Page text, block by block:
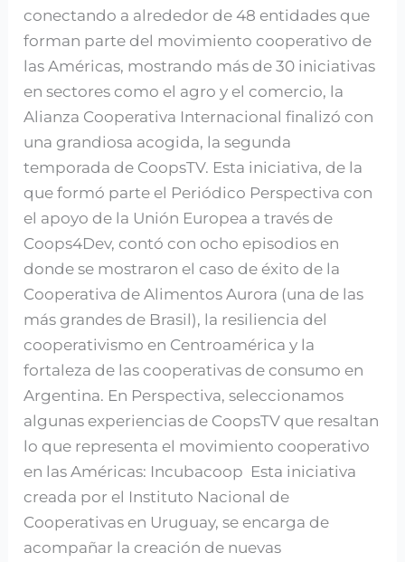
conectando a alrededor de 48 entidades que
forman parte del movimiento cooperativo de
las Américas, mostrando más de 30 iniciativas
en sectores como el agro y el comercio, la
Alianza Cooperativa Internacional finalizó con
una grandiosa acogida, la segunda
temporada de CoopsTV. Esta iniciativa, de la
que formó parte el Periódico Perspectiva con
el apoyo de la Unión Europea a través de
Coops4Dev, contó con ocho episodios en
donde se mostraron el caso de éxito de la
Cooperativa de Alimentos Aurora (una de las
más grandes de Brasil), la resiliencia del
cooperativismo en Centroamérica y la
fortaleza de las cooperativas de consumo en
Argentina. En Perspectiva, seleccionamos
algunas experiencias de CoopsTV que resaltan
lo que representa el movimiento cooperativo
en las Américas: Incubacoop Esta iniciativa
creada por el Instituto Nacional de
Cooperativas en Uruguay, se encarga de
acompañar la creación de nuevas